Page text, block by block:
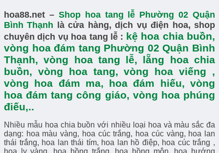
hoa88.net –Shop hoa tang lễ Phường 02 Quận
Bình Thạnh là cửa hàng, dịch vụ điện hoa, shop
chuyên dịch vụ hoa tang lễ : kệ hoa chia buồn,
vòng hoa đám tang Phường 02 Quận Bình
Thạnh, vòng hoa tang lễ, lẵng hoa chia
buồn, vòng hoa tang, vòng hoa viếng ,
vòng hoa đám ma, hoa đám hiếu, vòng
hoa đám tang công giáo, vòng hoa phúng
điếu,..
Nhiều mẫu hoa chia buồn với nhiều loại hoa và màu sắc đa
dạng: hoa màu vàng, hoa cúc trắng, hoa cúc vàng, hoa lan
thái trắng, hoa lan thái tím, hoa lan hồ điệp, hoa cúc trắng ,
hoa ly vàng, hoa hồng trắng, hoa hồng môn, hoa hướng